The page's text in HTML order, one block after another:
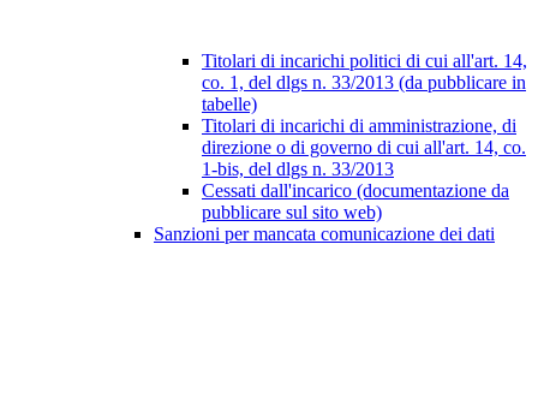
Titolari di incarichi politici di cui all'art. 14,
co. 1, del dlgs n. 33/2013 (da pubblicare in
tabelle)
Titolari di incarichi di amministrazione, di
direzione o di governo di cui all'art. 14, co.
1-bis, del dlgs n. 33/2013
Cessati dall'incarico (documentazione da
pubblicare sul sito web)
Sanzioni per mancata comunicazione dei dati